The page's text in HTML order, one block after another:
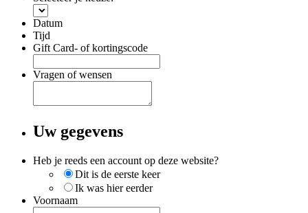
Datum
Tijd
Gift Card- of kortingscode
Vragen of wensen
Uw gegevens
Heb je reeds een account op deze website?
Dit is de eerste keer
Ik was hier eerder
Voornaam